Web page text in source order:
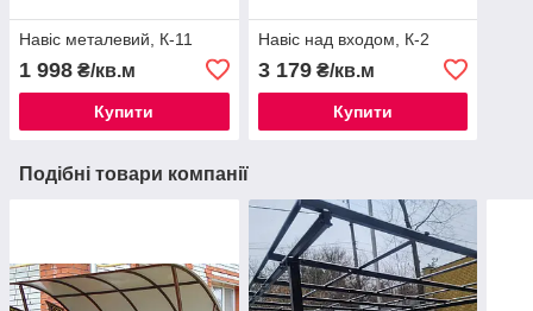
Навіс металевий, К-11
1 998 ₴/кв.м
Купити
Навіс над входом, К-2
3 179₴/кв.м
Купити
Подібні товари компанії